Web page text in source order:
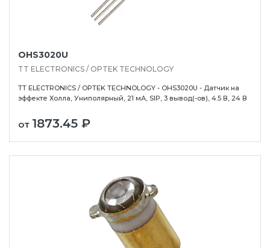
OHS3020U
TT ELECTRONICS / OPTEK TECHNOLOGY
TT ELECTRONICS / OPTEK TECHNOLOGY - OHS3020U - Датчик на
эффекте Холла, Униполярный, 21 мА, SIP, 3 вывод(-ов), 4.5 В, 24 В
от 1873.45 ₽